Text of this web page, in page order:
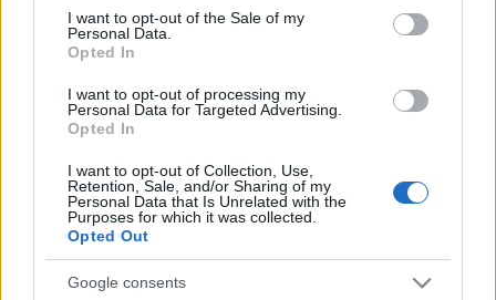
consent section.
I want to opt-out of the Sale of my
Personal Data.
Opted In
I want to opt-out of processing my
Personal Data for Targeted Advertising.
Opted In
I want to opt-out of Collection, Use,
Retention, Sale, and/or Sharing of my
Personal Data that Is Unrelated with the
Purposes for which it was collected.
Opted Out
Google consents
szúnyoginvázió elkerülésében
HIRDETÉS